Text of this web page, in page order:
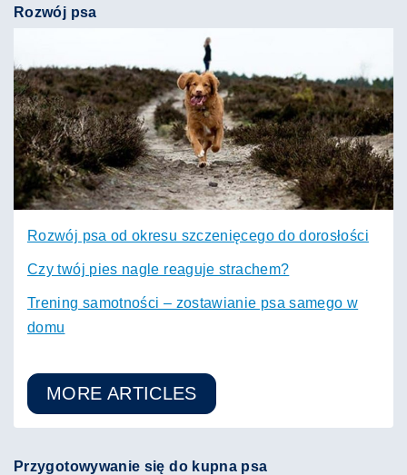
Rozwój psa
Rozwój psa od okresu szczenięcego do dorosłości
Czy twój pies nagle reaguje strachem?
Trening samotności – zostawianie psa samego w
domu
MORE ARTICLES
Przygotowywanie się do kupna psa